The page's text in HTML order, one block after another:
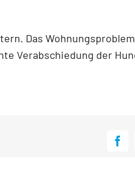
Das
Verabschiedung der